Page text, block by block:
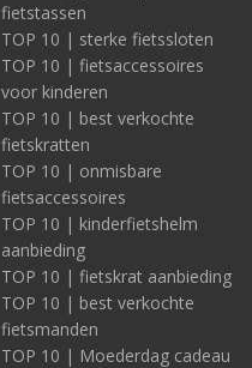
fietstassen
TOP 10 | sterke fietssloten
TOP 10 | fietsaccessoires
voor kinderen
TOP 10 | best verkochte
fietskratten
TOP 10 | onmisbare
fietsaccessoires
TOP 10 | kinderfietshelm
aanbieding
TOP 10 | fietskrat aanbieding
TOP 10 | best verkochte
fietsmanden
TOP 10 | Moederdag cadeau